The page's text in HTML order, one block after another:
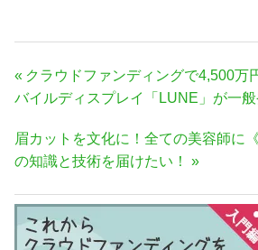
投
稿
ビ
ゲ
ー
シ
ョ
前
の
事:
クラウドファンディングで4,500万
バイルディスプレイ「LUNE」が一般
次
の
事:
眉カットを文化に！全ての美容師に
の知識と技術を届けたい！